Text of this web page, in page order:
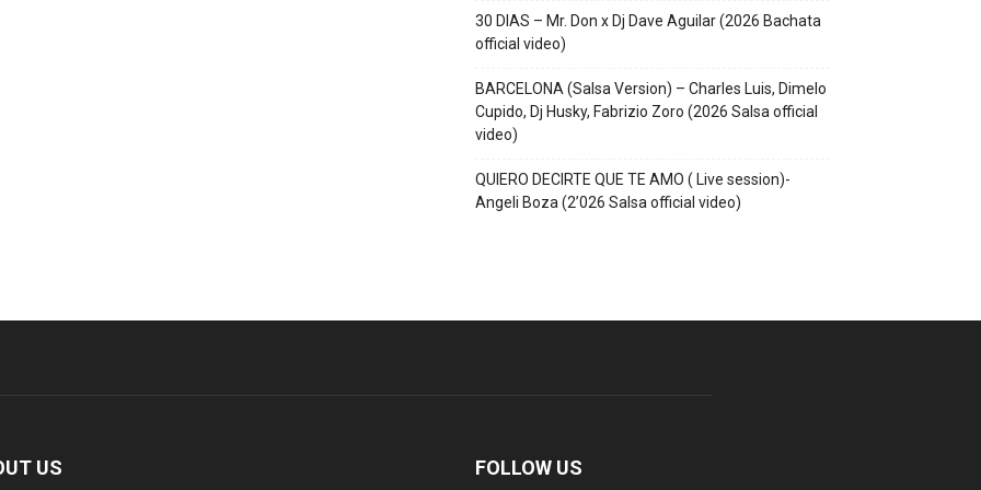
30 DIAS – Mr. Don x Dj Dave Aguilar (2026 Bachata
official video)
BARCELONA (Salsa Version) – Charles Luis, Dimelo
Cupido, Dj Husky, Fabrizio Zoro (2026 Salsa official
video)
QUIERO DECIRTE QUE TE AMO ( Live session)-
Angeli Boza (2’026 Salsa official video)
US FOLLOW US